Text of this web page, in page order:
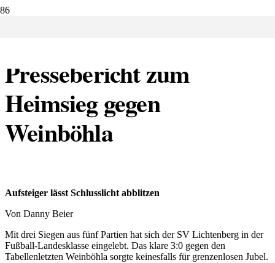
Pressebericht zum
Heimsieg gegen
Weinböhla
Aufsteiger lässt Schlusslicht abblitzen
Von Danny Beier
Mit drei Siegen aus fünf Partien hat sich der SV Lichtenberg in der
Fußball-Landesklasse eingelebt. Das klare 3:0 gegen den
Tabellenletzten Weinböhla sorgte keinesfalls für grenzenlosen Jubel.